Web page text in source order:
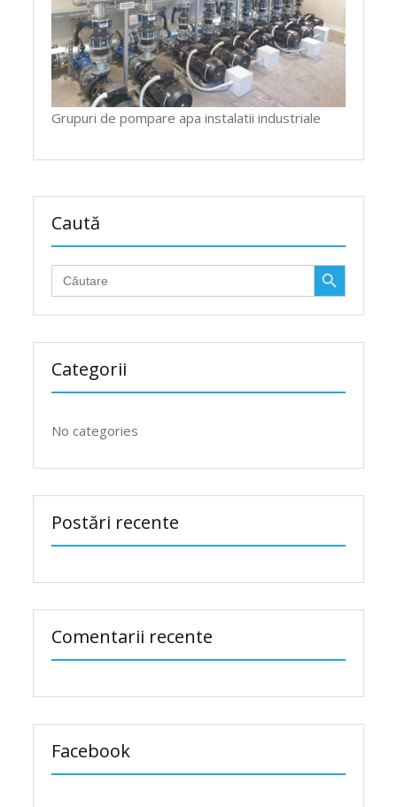
Grupuri de pompare apa instalatii industriale
Caută
Search
for:
Search Button
Categorii
No categories
Postări recente
Comentarii recente
Facebook